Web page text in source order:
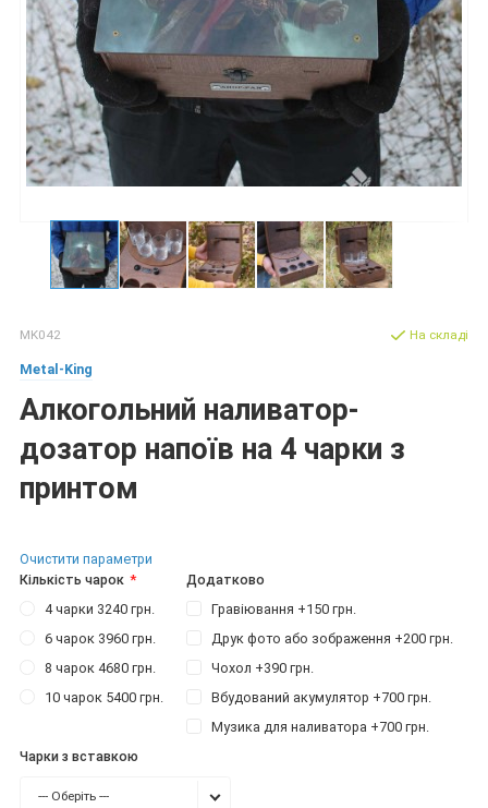
MK042
Metal-King
Алкогольний наливатор-
дозатор напоїв на 4 чарки з
принтом
На складі
Очистити параметри
Кількість чарок
4 чарки 3240 грн.
6 чарок 3960 грн.
8 чарок 4680 грн.
10 чарок 5400 грн.
Додатково
Гравіювання +150 грн.
Друк фото або зображення +200 грн.
Чохол +390 грн.
Вбудований акумулятор +700 грн.
Музика для наливатора +700 грн.
Чарки з вставкою
--- Оберіть ---